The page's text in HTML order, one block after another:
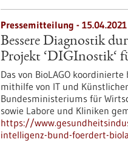
Pressemitteilung - 15.04.2021
Bessere Diagnostik
Projekt ‘DIGInostik‘
Das von BioLAGO
mithilfe von IT und
Bundesministeriums für
sowie Labore und Kliniken
https://
intelligenz-bund-foerdert-